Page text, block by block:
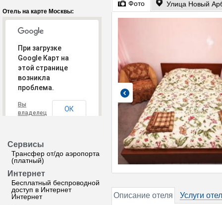
Отель на карте Москвы:
При загрузке
Google Карт на
этой странице
возникла
проблема.
Вы
владелец
ОК
Сервисы
Трансфер от/до аэропорта
(платный)
Интернет
Бесплатный беспроводной
доступ в Интернет
Интернет
Фото Улица Новый
Описание отеля Услуги